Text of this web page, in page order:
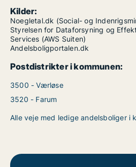
Kilder:
Noegletal.dk (Social- og
Styrelsen for Dataforsyning og
Services (AWS Suiten)
Andelsboligportalen.dk
Postdistrikter i kommunen:
3500 - Værløse
3520 - Farum
Alle veje med ledige andelsboliger i